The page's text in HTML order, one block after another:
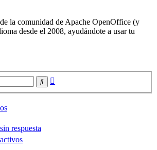
la comunidad de Apache OpenOffice (y
desde el 2008, ayudándote a usar tu
Buscar
respuesta